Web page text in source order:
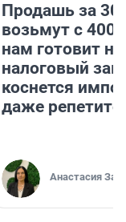
Продашь за
возьмут с
нам готовит
налоговый
коснется
даже
Анастасия